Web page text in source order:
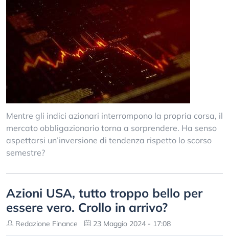
Mentre gli indici azionari interrompono la propria corsa, il
mercato obbligazionario torna a sorprendere. Ha senso
aspettarsi un’inversione di tendenza rispetto lo scorso
semestre?
Azioni USA, tutto troppo bello per
essere vero. Crollo in arrivo?
Redazione Finance 23 Maggio 2024 - 17:08